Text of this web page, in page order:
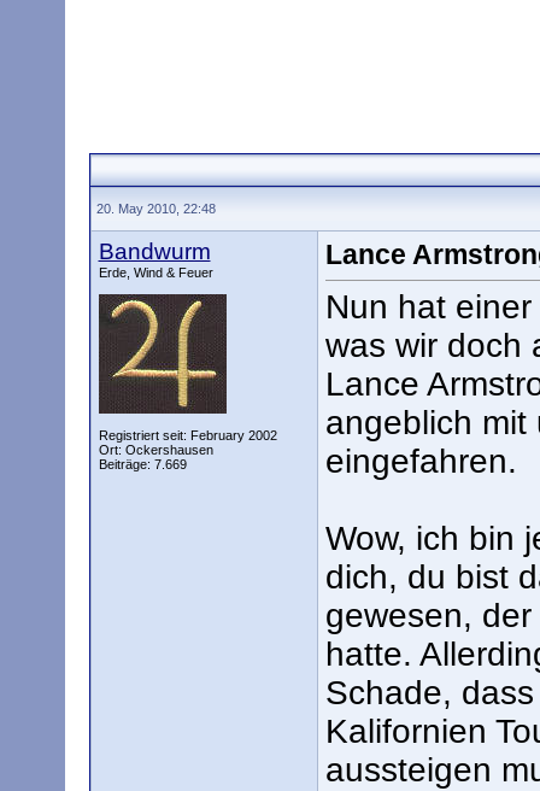
20. May 2010, 22:48
Bandwurm
Erde, Wind & Feuer
Registriert seit: February 2002
Ort: Ockershausen
Beiträge: 7.669
Lance
Nun hat
was wir doch
Lance
angeblich mit
eingefahren.
Wow, ich bin
dich, du bist
gewesen,
hatte.
Schade,
Kalifornien
aussteigen